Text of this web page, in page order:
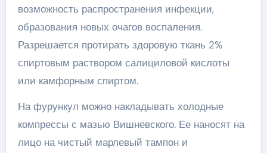
возможность распространения инфекции,
образования новых очагов воспаления.
Разрешается протирать здоровую ткань 2%
спиртовым раствором салициловой кислоты
или камфорным спиртом.
На фурункул можно накладывать холодные
компрессы с мазью Вишневского. Ее наносят на
лицо на чистый марлевый тампон и